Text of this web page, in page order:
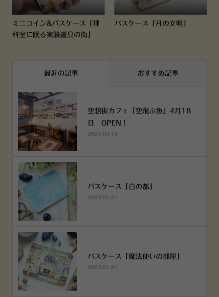
ミニコイン&パスケース「理
科室に眠る実験道具の街」
パスケース「月の文明」
最近の記事 おすすめ記事
空想街カフェ「空飛ぶ魚」4月18
日 OPEN！
2024.04.18
パスケース「白の都」
2023.01.21
パスケース「魔法使いの部屋」
2023.01.21